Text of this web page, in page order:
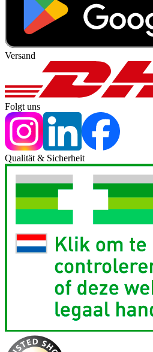
Versand
Folgt uns
Qualität & Sicherheit